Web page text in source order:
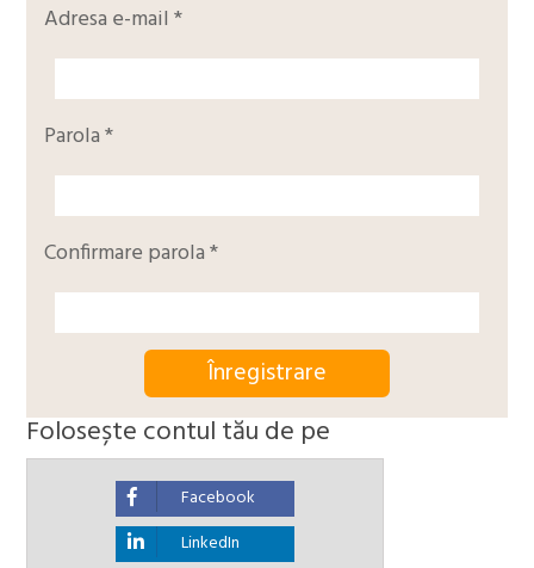
Adresa e-mail *
Parola *
Confirmare parola *
Folosește contul tău de pe
Facebook
LinkedIn